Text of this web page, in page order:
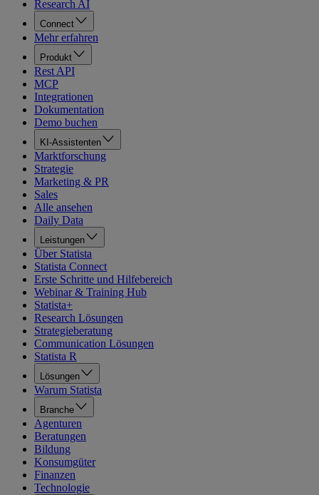
Research AI
Connect
Mehr erfahren
Produkt
Rest API
MCP
Integrationen
Dokumentation
Demo buchen
KI-Assistenten
Marktforschung
Strategie
Marketing & PR
Sales
Alle ansehen
Daily Data
Leistungen
Über Statista
Statista Connect
Erste Schritte und Hilfebereich
Webinar & Training Hub
Statista+
Research Lösungen
Strategieberatung
Communication Lösungen
Statista R
Lösungen
Warum Statista
Branche
Agenturen
Beratungen
Bildung
Konsumgüter
Finanzen
Technologie